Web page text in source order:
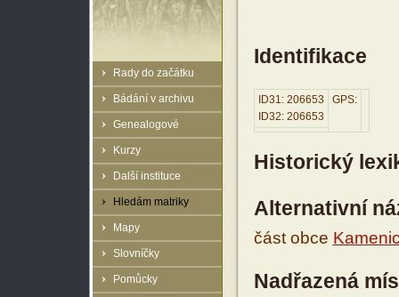
Rady do začátku
Bádání v archivu
Genealogové
Kurzy
Další instituce
Hledám matriky
Mapy
Slovníčky
Pomůcky
Identifikace
ID31: 206653
ID32: 206653
GPS:
Historický
Alternativní
část obce
Nadřazená